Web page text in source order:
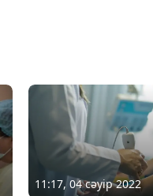
11:17, 04 сәуір 2022